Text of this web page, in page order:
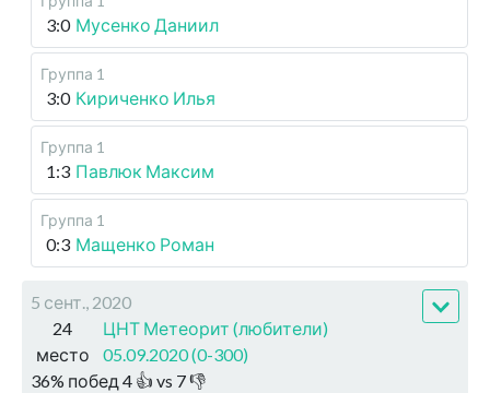
3:0 Мусенко Даниил
Группа 1
3:0 Кириченко Илья
Группа 1
1:3 Павлюк Максим
Группа 1
0:3 Мащенко Роман
5 сент., 2020
24
место
ЦНТ Метеорит (любители)
05.09.2020 (0-300)
36% побед 4 👍 vs 7👎